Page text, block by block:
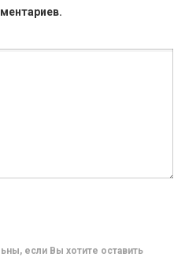
если Вы хотите оставить